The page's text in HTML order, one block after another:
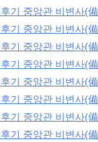
기 중앙관 비변사(
기 중앙관 비변사(
기 중앙관 비변사(
기 중앙관 비변사(
기 중앙관 비변사(
기 중앙관 비변사(
기 중앙관 비변사(
기 중앙관 비변사(